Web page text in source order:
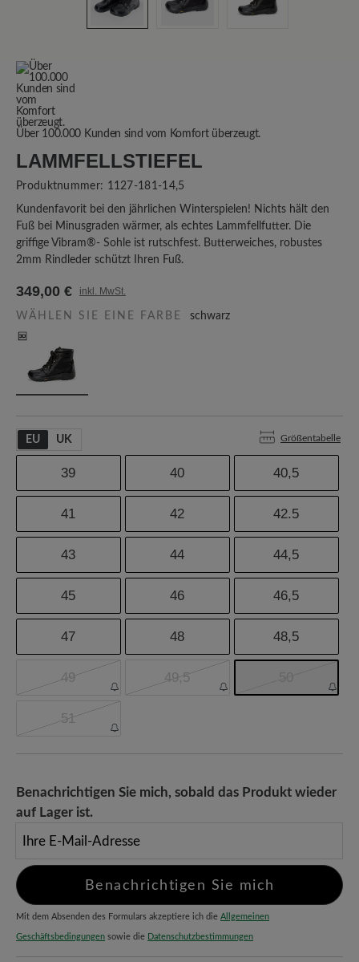
Über 100.000 Kunden sind vom Komfort überzeugt.
LAMMFELLSTIEFEL
Produktnummer: 1127-181-14,5
Kundenfavorit bei den jährlichen Winterspielen! Nichts hält den
Fuß bei Minusgraden wärmer, als echtes Lammfellfutter. Die
griffige Vibram®- Sohle ist rutschfest. Butterweiches, robustes
2mm Rindleder schützt Ihren Fuß.
349,00 € inkl. MwSt.
WÄHLEN SIE EINE FARBE schwarz
EU UK Größentabelle
39 40 40,5
41 42 42.5
43 44 44,5
45 46 46,5
47 48 48,5
49 49,5
51
Benachrichtigen Sie mich, sobald das Produkt wieder
auf Lager ist.
Benachrichtigen Sie mich
Mit dem Absenden des Formulars akzeptiere ich die Allgemeinen
Geschäftsbedingungen sowie die Datenschutzbestimmungen